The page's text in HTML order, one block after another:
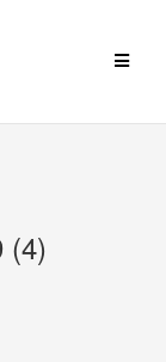
(4)